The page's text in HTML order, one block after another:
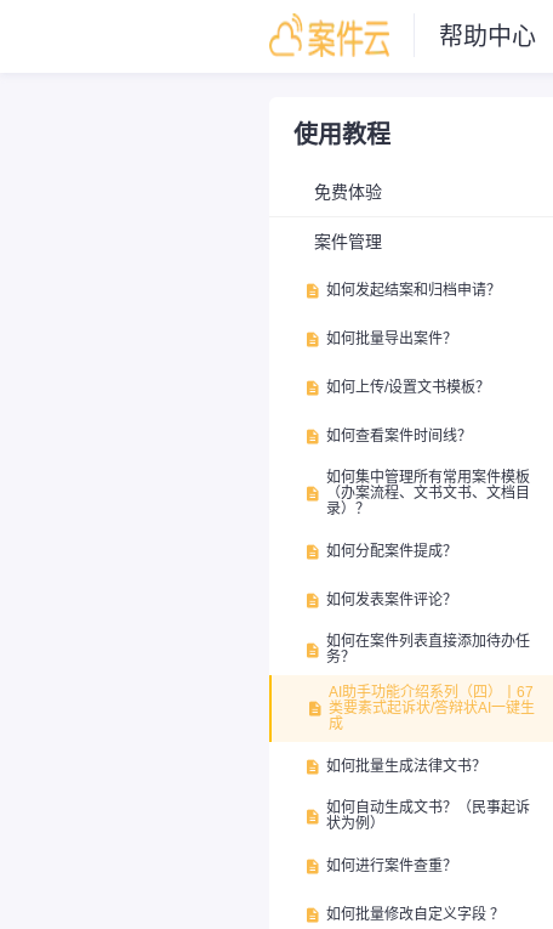
帮助中心
使用教程
免费体验
案件管理
 如何发起结案和归档申请？
 如何批量导出案件？
 如何上传/设置文书模板？
 如何查看案件时间线？

如何集中管理所有常用案件模板
（办案流程、文书文书、文档目
录）？
 如何分配案件提成？
 如何发表案件评论？
 如何在案件列表直接添加待办任
务？

AI助手功能介绍系列（四）丨67
类要素式起诉状/答辩状AI一键生
成
 如何批量生成法律文书？
 如何自动生成文书？（民事起诉
状为例）
 如何进行案件查重？
 如何批量修改自定义字段 ？